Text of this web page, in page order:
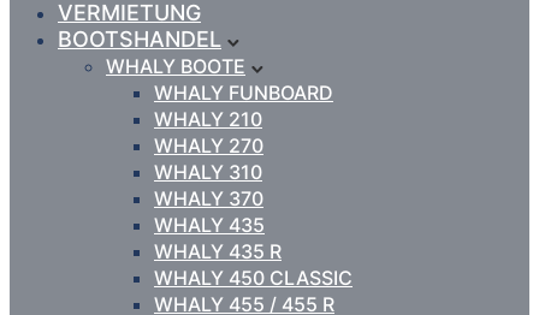
VERMIETUNG
BOOTSHANDEL
WHALY BOOTE
WHALY FUNBOARD
WHALY 210
WHALY 270
WHALY 310
WHALY 370
WHALY 435
WHALY 435 R
WHALY 450 CLASSIC
WHALY 455 / 455 R